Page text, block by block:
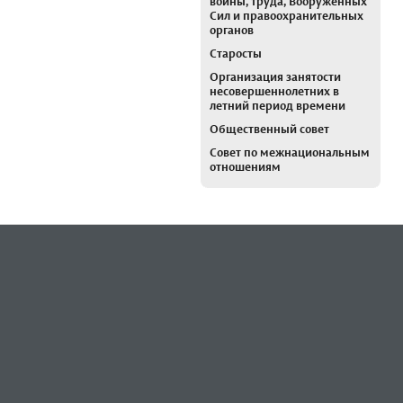
Сил и правоохранительных
органов
Старосты
Организация занятости
несовершеннолетних в
летний период времени
Общественный совет
Совет по межнациональным
отношениям